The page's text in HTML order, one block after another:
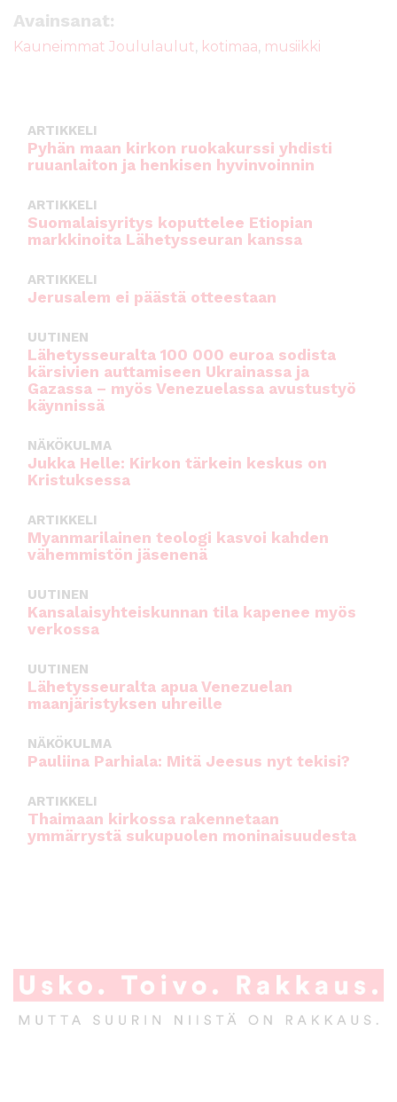
e
b
k
te
r
A
Avainsanat:
Kauneimmat Joululaulut, kotimaa, musiikki
ARTIKKELI
Pyhän maan kirkon ruokakurssi yhdisti
ruuanlaiton ja henkisen hyvinvoinnin
ARTIKKELI
Suomalaisyritys koputtelee Etiopian
markkinoita Lähetysseuran kanssa
ARTIKKELI
Jerusalem ei päästä otteestaan
UUTINEN
Lähetysseuralta 100 000 euroa sodista
kärsivien auttamiseen Ukrainassa ja
Gazassa – myös Venezuelassa avustustyö
käynnissä
NÄKÖKULMA
Jukka Helle: Kirkon tärkein keskus on
Kristuksessa
ARTIKKELI
Myanmarilainen teologi kasvoi kahden
vähemmistön jäsenenä
UUTINEN
Kansalaisyhteiskunnan tila kapenee myös
verkossa
UUTINEN
Lähetysseuralta apua Venezuelan
maanjäristyksen uhreille
NÄKÖKULMA
Pauliina Parhiala: Mitä Jeesus nyt tekisi?
ARTIKKELI
Thaimaan kirkossa rakennetaan
ymmärrystä sukupuolen moninaisuudesta